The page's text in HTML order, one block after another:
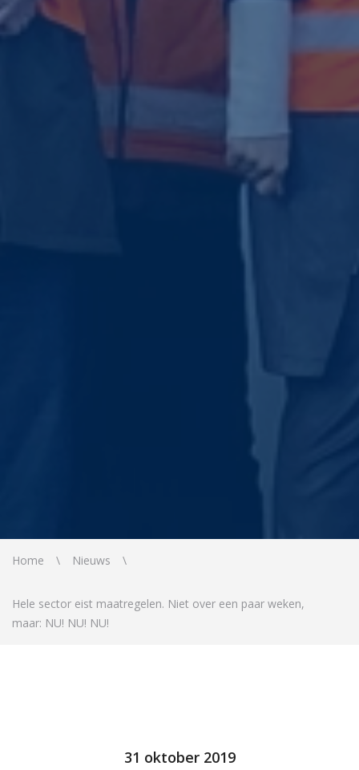
Home Nieuws
Hele sector eist maatregelen. Niet over een paar weken,
maar: NU! NU! NU!
31 oktober 2019